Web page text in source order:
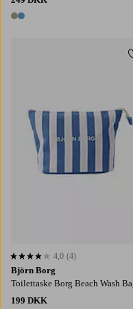
2 farver
Björn Borg
Toilettaske Borg Beach Wash
199 DKK
4,0 baseret på 4 bedømmelser
4,0 (4)